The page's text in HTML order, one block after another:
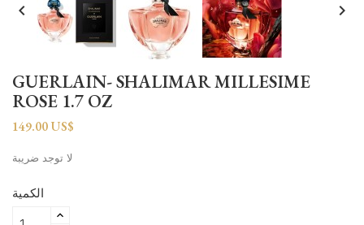
 
GUERLAIN- SHALIMAR MILLESIME
ROSE 1.7 OZ
149.00 US$
لا توجد ضريبة
الكمية